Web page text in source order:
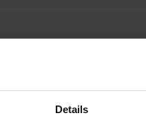
Details